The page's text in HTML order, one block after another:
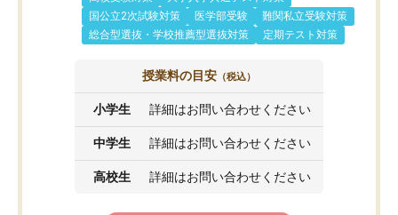
国公立2次試験対策
医学部受験
難関私立受験対策
総合型選抜・学校推薦型選抜対策
定期テスト対策
授業料の目安 （税込）
小学生 詳細はお問い合わせください
中学生 詳細はお問い合わせください
高校生 詳細はお問い合わせください